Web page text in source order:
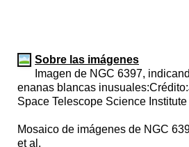
Sobre las imágenes
Imagen de NGC 6397,
enanas blancas
Space Telescope Science Institute
Mosaico de imágenes de NGC
et al.